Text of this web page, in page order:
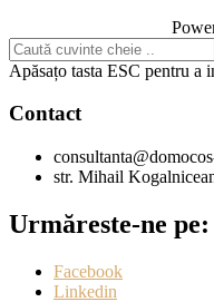
Apăsațo tasta ESC pentru a
Contact
str. Mihail
Urmăreste-ne pe:
Facebook
Linkedin